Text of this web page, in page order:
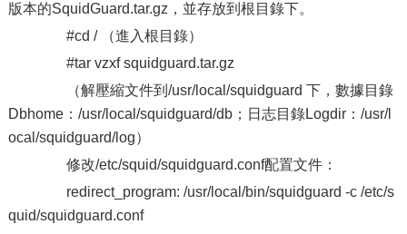
版本的SquidGuard.tar.gz，並存放到根目錄下。
#cd / （進入根目錄）
#tar vzxf squidguard.tar.gz
（解壓縮文件到/usr/local/squidguard 下，數據目錄
Dbhome：/usr/local/squidguard/db；日志目錄Logdir：/usr/l
ocal/squidguard/log）
修改/etc/squid/squidguard.conf配置文件：
redirect_program: /usr/local/bin/squidguard -c /etc/s
quid/squidguard.conf